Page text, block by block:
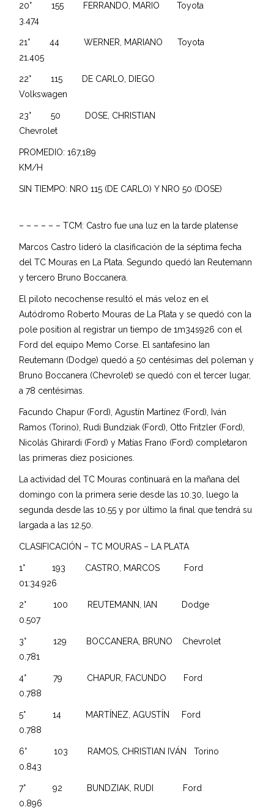
20° 155 FERRANDO, MARIO Toyota
3.474
21° 44 WERNER, MARIANO Toyota
21.405
22° 115 DE CARLO, DIEGO
Volkswagen
23° 50 DOSE, CHRISTIAN
Chevrolet
PROMEDIO: 167,189
KM/H
SIN TIEMPO: NRO 115 (DE CARLO) Y NRO 50 (DOSE)
– – – – – – TCM: Castro fue una luz en la tarde platense
Marcos Castro lideró la clasificación de la séptima fecha
del TC Mouras en La Plata. Segundo quedó Ian Reutemann
y tercero Bruno Boccanera.
El piloto necochense resultó el más veloz en el
Autódromo Roberto Mouras de La Plata y se quedó con la
pole position al registrar un tiempo de 1m34s926 con el
Ford del equipo Memo Corse. El santafesino Ian
Reutemann (Dodge) quedó a 50 centésimas del poleman y
Bruno Boccanera (Chevrolet) se quedó con el tercer lugar,
a 78 centésimas.
Facundo Chapur (Ford), Agustín Martínez (Ford), Iván
Ramos (Torino), Rudi Bundziak (Ford), Otto Fritzler (Ford),
Nicolás Ghirardi (Ford) y Matías Frano (Ford) completaron
las primeras diez posiciones.
La actividad del TC Mouras continuará en la mañana del
domingo con la primera serie desde las 10.30, luego la
segunda desde las 10.55 y por último la final que tendrá su
largada a las 12.50.
CLASIFICACIÓN – TC MOURAS – LA PLATA
1° 193 CASTRO, MARCOS Ford
01:34.926
2° 100 REUTEMANN, IAN Dodge
0.507
3° 129 BOCCANERA, BRUNO Chevrolet
0.781
4° 79 CHAPUR, FACUNDO Ford
0.788
5° 14 MARTÍNEZ, AGUSTÍN Ford
0.788
6° 103 RAMOS, CHRISTIAN IVÁN Torino
0.843
7° 92 BUNDZIAK, RUDI Ford
0.896